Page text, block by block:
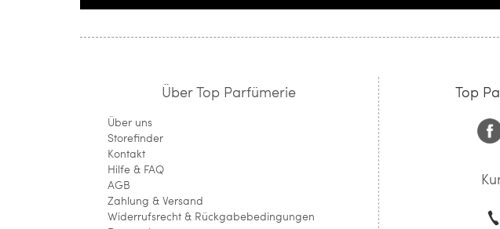
Über Top Parfümerie
Über uns
Storefinder
Kontakt
Hilfe & FAQ
AGB
Zahlung & Versand
Widerrufsrecht & Rückgabebedingungen
Top